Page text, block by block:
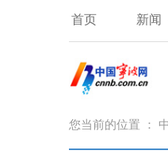
首页 新闻
您当前的位置 ：